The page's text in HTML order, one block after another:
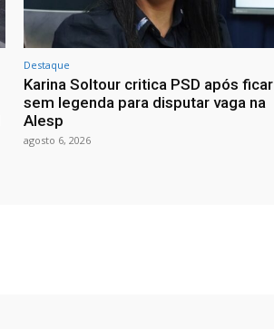
Destaque
Karina Soltour critica PSD após ficar
sem legenda para disputar vaga na
Alesp
agosto 6, 2026